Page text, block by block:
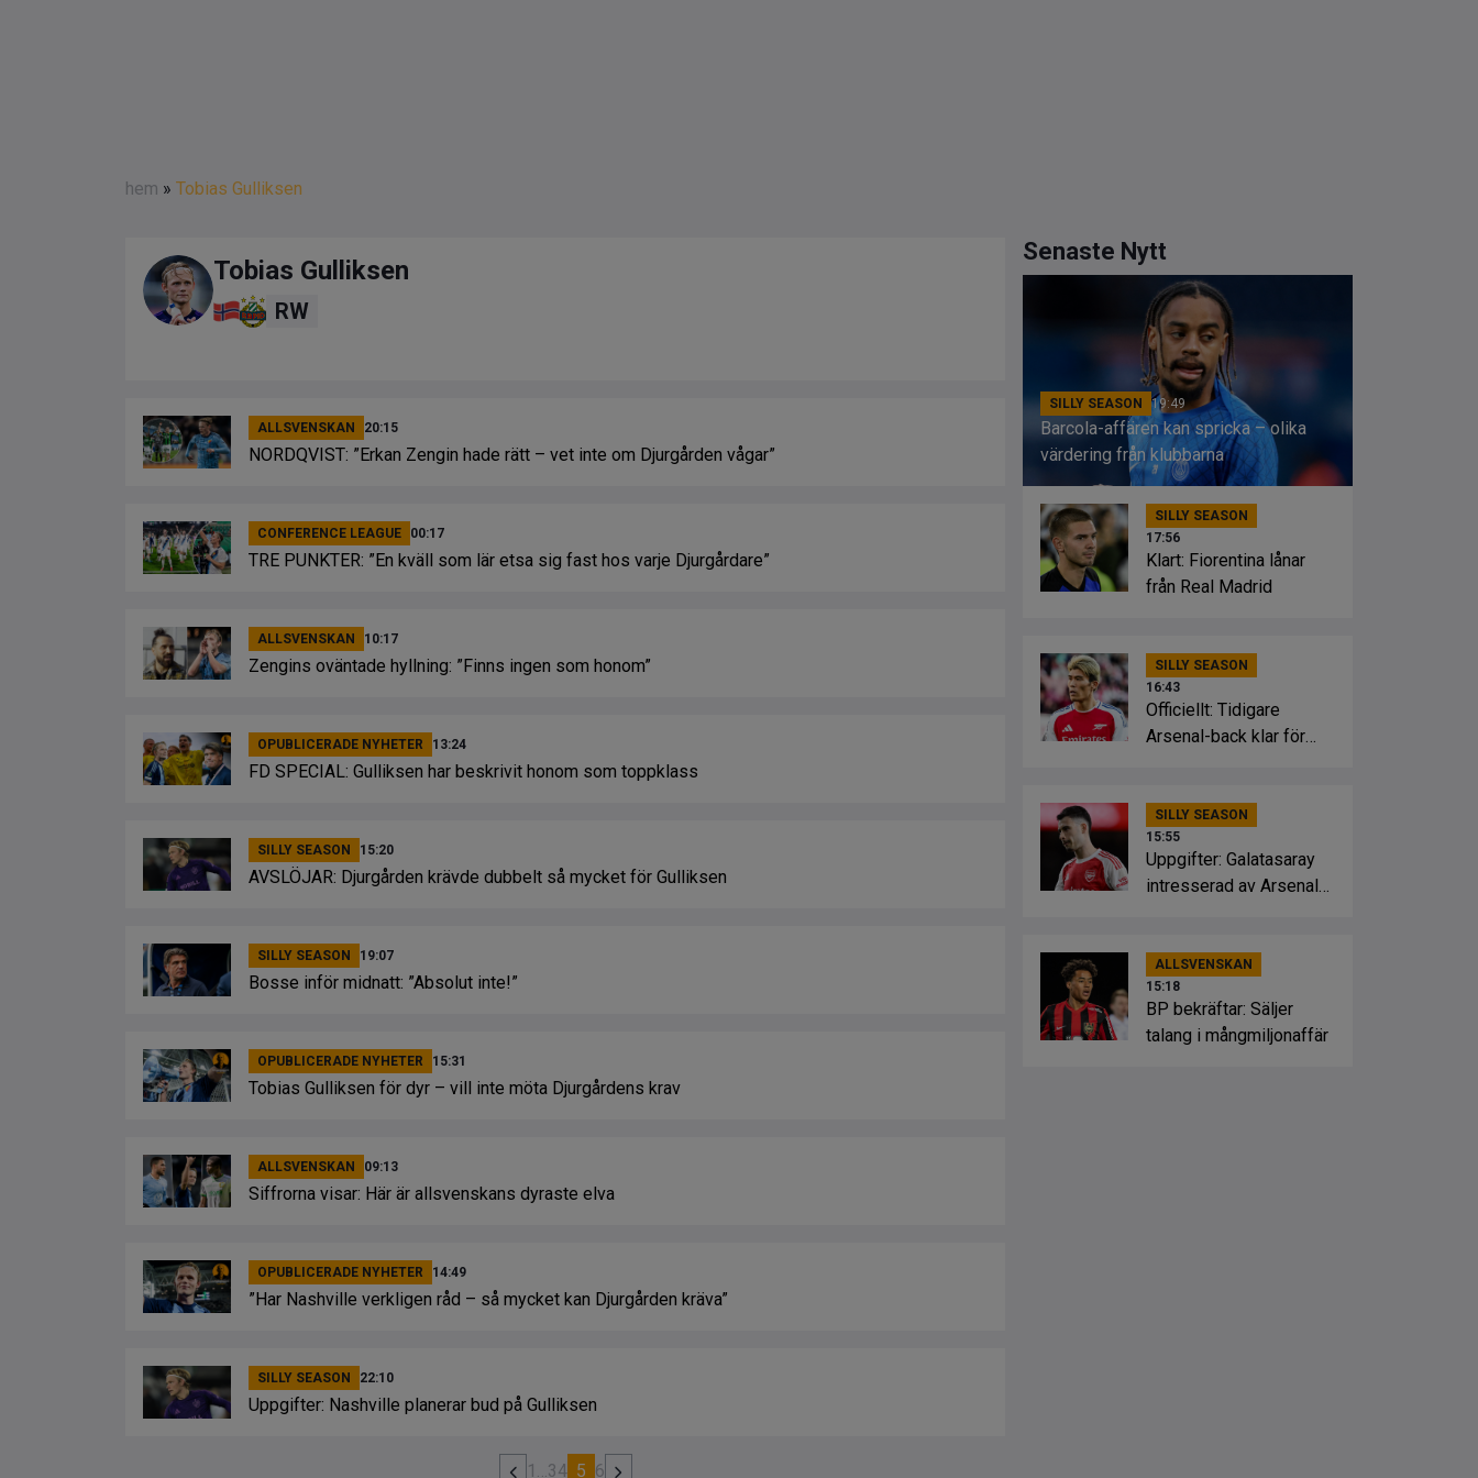
hem » Tobias Gulliksen
Tobias Gulliksen
RW
ALLSVENSKAN 20:15
NORDQVIST: ”Erkan Zengin hade rätt – vet inte om Djurgården vågar”
CONFERENCE LEAGUE 00:17
TRE PUNKTER: ”En kväll som lär etsa sig fast hos varje Djurgårdare”
ALLSVENSKAN 10:17
Zengins oväntade hyllning: ”Finns ingen som honom”
OPUBLICERADE NYHETER 13:24
FD SPECIAL: Gulliksen har beskrivit honom som toppklass
SILLY SEASON 15:20
AVSLÖJAR: Djurgården krävde dubbelt så mycket för Gulliksen
SILLY SEASON 19:07
Bosse inför midnatt: ”Absolut inte!”
OPUBLICERADE NYHETER 15:31
Tobias Gulliksen för dyr – vill inte möta Djurgårdens krav
ALLSVENSKAN 09:13
Siffrorna visar: Här är allsvenskans dyraste elva
OPUBLICERADE NYHETER 14:49
”Har Nashville verkligen råd – så mycket kan Djurgården kräva”
SILLY SEASON 22:10
Uppgifter: Nashville planerar bud på Gulliksen
1 …34 5 6
Senaste Nytt
SILLY SEASON 19:49
Barcola-affären kan spricka – olika
värdering från klubbarna
SILLY SEASON
17:56
Klart: Fiorentina lånar
från Real Madrid
SILLY SEASON
16:43
Officiellt: Tidigare
Arsenal-back klar för
SILLY SEASON
15:55
Uppgifter: Galatasaray
intresserad av Arsenal-
ALLSVENSKAN
15:18
BP bekräftar: Säljer
talang i mångmiljonaffär